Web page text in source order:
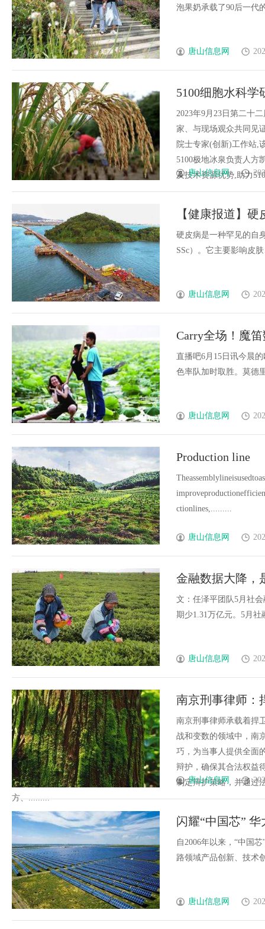
泡果奶承载了90后一代
唐山信息网
5100细胞水科学
2023年9月23日第二十
家、与现场观众共同见
院士专家(创新)工作站,
5100极地冰泉负责人方
及技术资源优势,助力
唐山信息网
【健康报道】
病？
硬皮病是一种罕见的自
SSc）。它主要影响皮
唐山信息网
Carry全场！魔
场最高
直播吧6月15日讯今晨
色率队加时取胜。莫德
唐山信息网
Production line
ctionlines,.........
唐山信息网
金融数据大降，
文：任泽平团队5月社
期少1.31万亿元。5月社
唐山信息网
南京刑事律师：
南京刑事律师承载着捍
战和变数的领域中，南
巧，为当事人提供全面
辩护，确保其合法权益
制定辩护策略，并通过
方、.........
唐山信息网
闪耀“中国芯”
产品奖
自2006年以来，“中国
路领域产品创新、技术
唐山信息网